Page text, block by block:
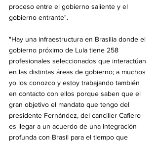
proceso entre el gobierno saliente y el
gobierno entrante".
"Hay una infraestructura en Brasilia donde el
gobierno próximo de Lula tiene 258
profesionales seleccionados que interactúan
en las distintas áreas de gobierno; a muchos
yo los conozco y estoy trabajando también
en contacto con ellos porque saben que el
gran objetivo el mandato que tengo del
presidente Fernández, del canciller Cafiero
es llegar a un acuerdo de una integración
profunda con Brasil para el tiempo que